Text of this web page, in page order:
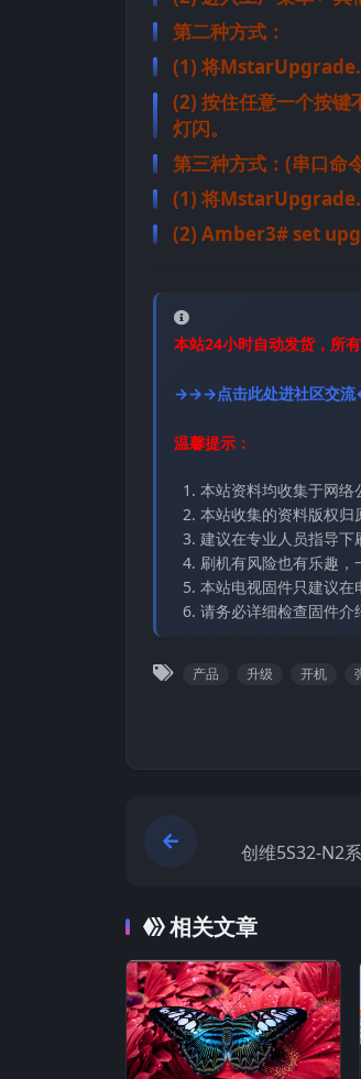
第二种方式：
(1) 将
(2) 按住任意一个按键
灯闪。
第三种方式：(串口命
(1) 将
(2) Amber3# set
本站24小时自动发货，所
→→→点击此处进社区交
温馨提示：
本站资料均收集于网
本站收集的资料版权
建议在专业人员指导下
刷机有风险也有乐趣
本站电视固件只建议
请务必详细检查固件
产品 升级 开机
创维5S32-N2
相关文章